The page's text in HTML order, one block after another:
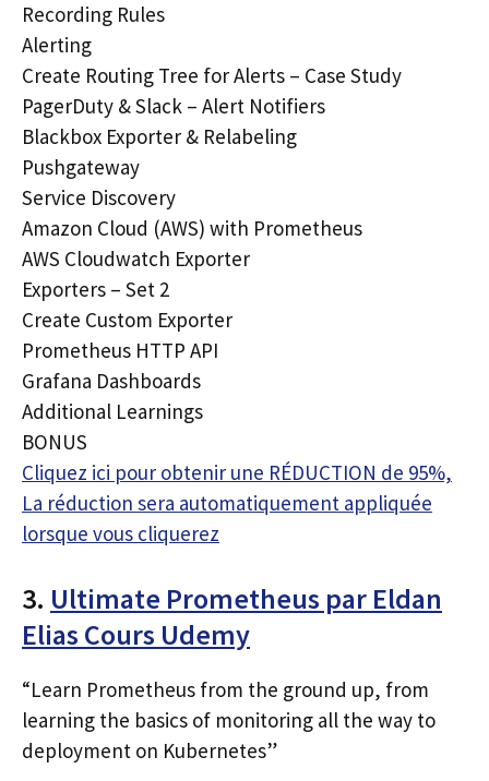
Recording Rules
Alerting
Create Routing Tree for Alerts – Case Study
PagerDuty & Slack – Alert Notifiers
Blackbox Exporter & Relabeling
Pushgateway
Service Discovery
Amazon Cloud (AWS) with Prometheus
AWS Cloudwatch Exporter
Exporters – Set 2
Create Custom Exporter
Prometheus HTTP API
Grafana Dashboards
Additional Learnings
BONUS
Cliquez ici pour obtenir une RÉDUCTION de 95%,
La réduction sera automatiquement appliquée
lorsque vous cliquerez
3. Ultimate Prometheus par Eldan
Elias Cours Udemy
“Learn Prometheus from the ground up, from
learning the basics of monitoring all the way to
deployment on Kubernetes”